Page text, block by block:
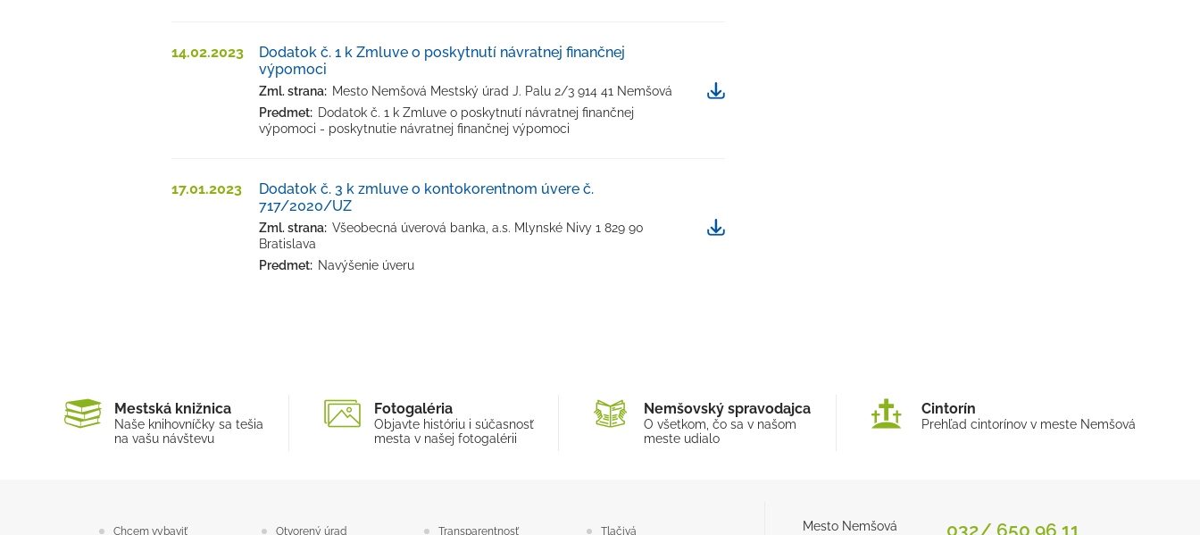
14.02.2023
Dodatok č. 1 k Zmluve o poskytnutí návratnej finančnej
výpomoci
Zml. strana: Mesto Nemšová Mestský úrad J. Palu 2/3 914 41 Nemšová
Predmet: Dodatok č. 1 k Zmluve o poskytnutí návratnej finančnej
výpomoci - poskytnutie návratnej finančnej výpomoci
17.01.2023
Dodatok č. 3 k zmluve o kontokorentnom úvere č.
717/2020/UZ
Zml. strana: Všeobecná úverová banka, a.s. Mlynské Nivy 1 829 90
Bratislava
Predmet: Navýšenie úveru
Mestská knižnica
Naše knihovníčky sa tešia
na vašu návštevu
Fotogaléria
Objavte históriu i súčasnosť
mesta v našej fotogalérii
Nemšovský spravodajca
O všetkom, čo sa v našom
meste udialo
Cintorín
Prehľad cintorínov v meste Nemšová
Chcem vybaviť Otvorený úrad Transparentnosť Tlačivá Mesto Nemšová 032/ 650 96 11